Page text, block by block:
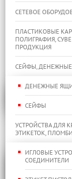
СЕТЕВОЕ
ПЛАСТИКОВЫЕ
ПОЛИГРАФИЯ,
ПРОДУКЦИЯ
СЕЙФЫ,
ДЕНЕЖНЫЕ
СЕЙФЫ
УСТРОЙСТВА ДЛЯ
ЭТИКЕТОК,
ИГЛОВЫЕ
СОЕДИНИТЕЛИ